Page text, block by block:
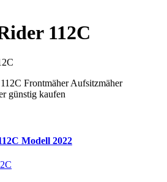
112C
Modell 2022